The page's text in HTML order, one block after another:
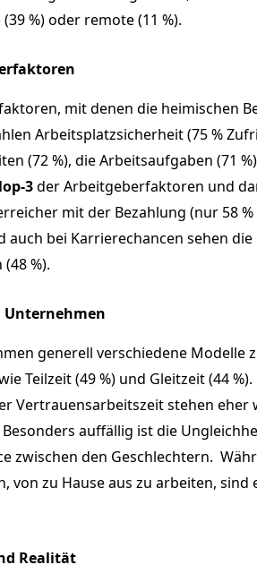
%) oder remote (11 %).
mit denen die heimischen
Arbeitsplatzsicherheit (75 %
(72 %), die Arbeitsaufgaben (71
3derArbeitgeberfaktoren und
mit der Bezahlung (nur 58
auch bei Karrierechancen sehen
%).
generell verschiedene Modelle
Teilzeit (49 %) und Gleitzeit (44
Vertrauensarbeitszeit stehen eher
auffällig ist die
zwischen den Geschlechtern.
von zu Hause aus zu arbeiten, sind
Realität